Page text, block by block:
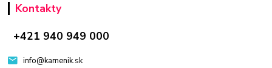
Kontakty
+421 940 949 000
info@kamenik.sk